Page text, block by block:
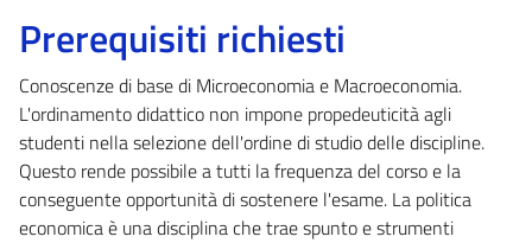
Prerequisiti richiesti
Conoscenze di base di Microeconomia e Macroeconomia.
L'ordinamento didattico non impone propedeuticità agli
studenti nella selezione dell'ordine di studio delle discipline.
Questo rende possibile a tutti la frequenza del corso e la
conseguente opportunità di sostenere l'esame. La politica
economica è una disciplina che trae spunto e strumenti